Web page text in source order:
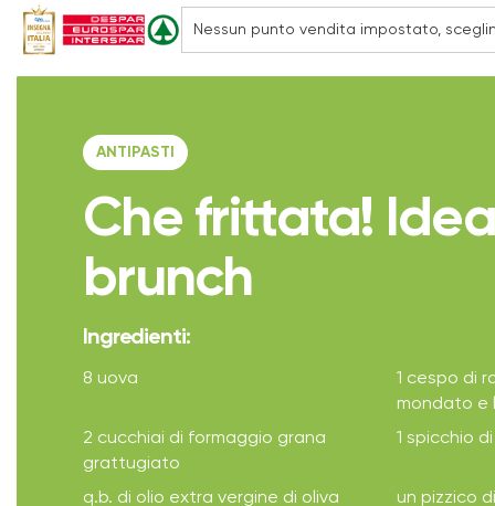
ANTIPASTI
Che frittata!
brunch
Ingredienti:
8 uova
1 cespo di
mondato e
2 cucchiai di formaggio grana
grattugiato
1 spicchio
q.b. di olio extra vergine di oliva
un pizzico